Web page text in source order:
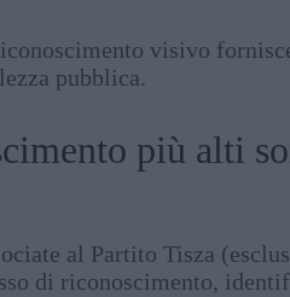
visivo
pubblica.
più alti
al Partito Tisza
di riconoscimento,